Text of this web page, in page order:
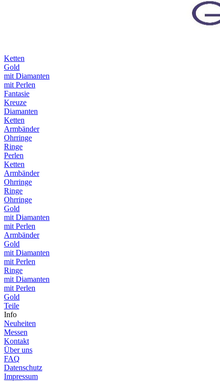
Ketten
Gold
mit Diamanten
mit Perlen
Fantasie
Kreuze
Diamanten
Ketten
Armbänder
Ohrringe
Ringe
Perlen
Ketten
Armbänder
Ohrringe
Ringe
Ohrringe
Gold
mit Diamanten
mit Perlen
Armbänder
Gold
mit Diamanten
mit Perlen
Ringe
mit Diamanten
mit Perlen
Gold
Teile
Info
Neuheiten
Messen
Kontakt
Über uns
FAQ
Datenschutz
Impressum